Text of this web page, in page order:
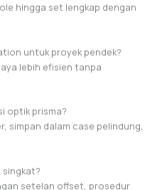
hingga set lengkap dengan
untuk proyek pendek?
lebih efisien tanpa
optik prisma?
simpan dalam case pelindung,
singkat?
setelan offset, prosedur